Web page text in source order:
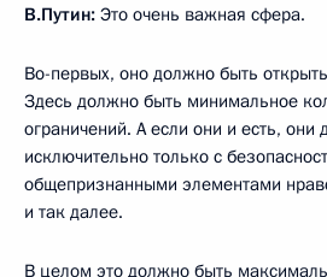
В.Путин: Это очень важная сфера.
Во-первых, оно должно быть
Здесь должно быть минимальное
ограничений. А если они и есть,
исключительно только с
общепризнанными элементами
и так далее.
В целом это должно быть